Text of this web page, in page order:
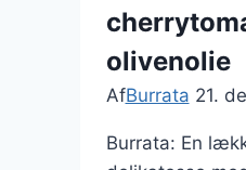
olivenolie
AfBurrata 21.
Burrata: En